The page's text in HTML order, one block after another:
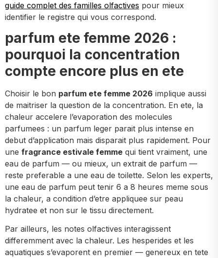
guide complet des familles olfactives pour mieux
identifier le registre qui vous correspond.
parfum ete femme 2026 :
pourquoi la concentration
compte encore plus en ete
Choisir le bon parfum ete femme 2026 implique aussi
de maitriser la question de la concentration. En ete, la
chaleur accelere l’evaporation des molecules
parfumees : un parfum leger parait plus intense en
debut d’application mais disparait plus rapidement. Pour
une fragrance estivale femme qui tient vraiment, une
eau de parfum — ou mieux, un extrait de parfum —
reste preferable a une eau de toilette. Selon les experts,
une eau de parfum peut tenir 6 a 8 heures meme sous
la chaleur, a condition d’etre appliquee sur peau
hydratee et non sur le tissu directement.
Par ailleurs, les notes olfactives interagissent
differemment avec la chaleur. Les hesperides et les
aquatiques s’evaporent en premier — genereux en tete